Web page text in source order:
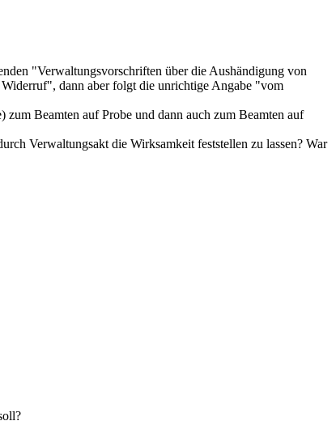
"Verwaltungsvorschriften über die Aushändigung von
dann aber folgt die unrichtige Angabe "vom
Beamten auf Probe und dann auch zum Beamten auf
Verwaltungsakt die Wirksamkeit feststellen zu lassen? War